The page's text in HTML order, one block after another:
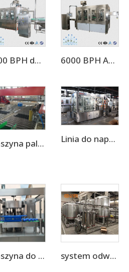
5000 BPH do 500 ml Maszyna do Napełniania Wody do Kompletnej Linii Produkcji Wody Mineralnej 6000 BPH Automatyczna Linia do Rozlewania Wody Pitnej (CGF18-18-6)
Maszyna paletyzująca Linia do napełniania aluminiowych puszek napojami gazowanymi
Maszyna do oznaczania etykiet z folii OPP system odwróconej osmozy do uzdatniania wody 1-100 ton